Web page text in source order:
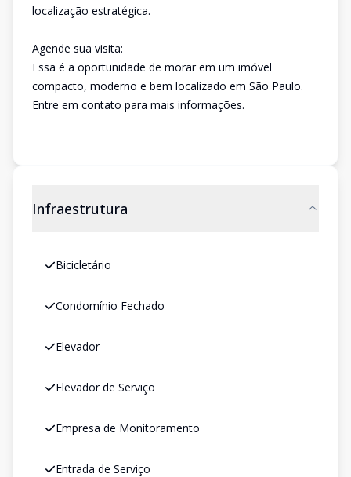
localização estratégica.
Agende sua visita:
Essa é a oportunidade de morar em um imóvel
compacto, moderno e bem localizado em São Paulo.
Entre em contato para mais informações.
Infraestrutura
Bicicletário
Condomínio Fechado
Elevador
Elevador de Serviço
Empresa de Monitoramento
Entrada de Serviço